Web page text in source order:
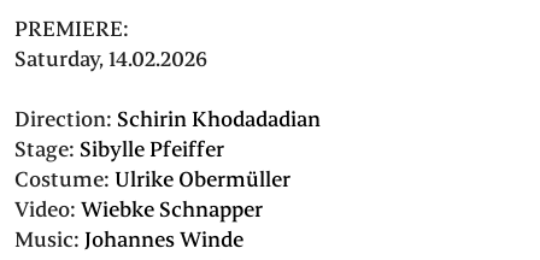
PREMIERE:
Saturday, 14.02.2026
Direction: Schirin Khodadadian
Stage: Sibylle Pfeiffer
Costume: Ulrike Obermüller
Video: Wiebke Schnapper
Music: Johannes Winde